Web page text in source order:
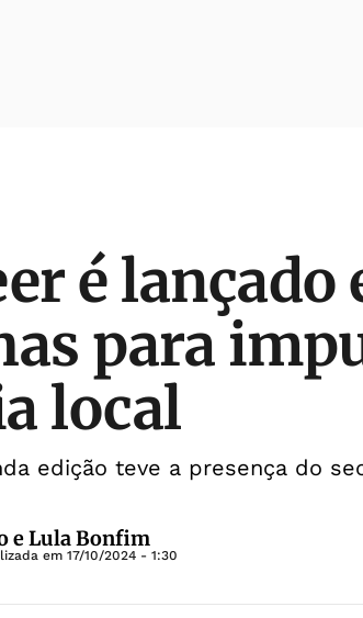
é lançado
para
local
edição teve a presença do
e Lula Bonfim
em 17/10/2024 - 1:30